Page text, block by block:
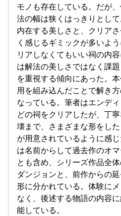
モノも存在している。だが
法の幅は狭くはっきりとし
内在する美しさと、クリア
く感じるギミックが多いよ
リアしなくてもいい祠の内
は解法の美しさではなく課
を重視する傾向にあった。
用を組み込んだことで解き
なっている。筆者はエンデ
どの祠をクリアしたが、丁
壊まで、さまざまな形をし
が用意されているように感
は名前からして過去作のオ
とも含め、シリーズ作品全
ダンジョンと、前作からの
形に分かれている。体験に
なく、後述する物語の内容
能している。